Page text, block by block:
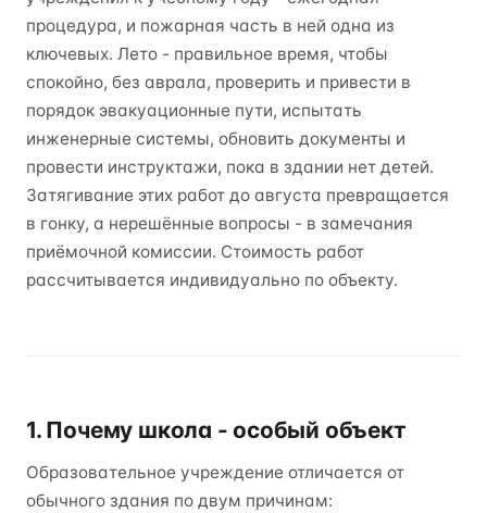
процедура, и пожарная часть в ней одна из
ключевых. Лето - правильное время, чтобы
спокойно, без аврала, проверить и привести в
порядок эвакуационные пути, испытать
инженерные системы, обновить документы и
провести инструктажи, пока в здании нет детей.
Затягивание этих работ до августа превращается
в гонку, а нерешённые вопросы - в замечания
приёмочной комиссии. Стоимость работ
рассчитывается индивидуально по объекту.
1. Почему школа - особый объект
Образовательное учреждение отличается от
обычного здания по двум причинам: